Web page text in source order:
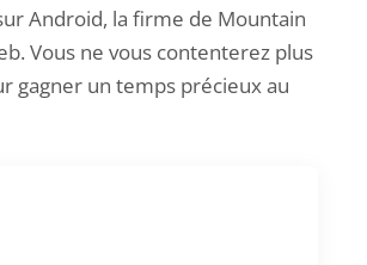
Android, la firme de Mountain
Vous ne vous contenterez plus
gagner un temps précieux au